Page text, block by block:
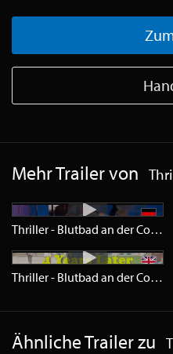
Mehr Trailer von
Thriller - Blutbad an der Compton High
Thriller - Blutbad an der Compton High
Ähnliche Trailer zu